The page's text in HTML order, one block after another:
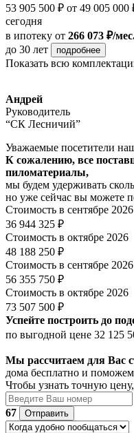
53 905 500 ₽ от 49 005 000
сегодня
в ипотеку от 266 073 ₽/
до 30 лет
подробнее
Показать всю
Андрей
Руководитель
“СК Лесничий”
Уважаемые посетители
К сожалению, все
пиломатериалы,
мы будем удерживать
но уже сейчас вы можете
Стоимость в сентябре 2026
36 944 325 ₽
Стоимость в октябре 2026
48 188 250 ₽
Стоимость в сентябре 2026
56 355 750 ₽
Стоимость в октябре 2026
73 507 500 ₽
Успейте построить до
по выгодной цене 32 125
Мы рассчитаем для Вас
дома бесплатно и
Чтобы узнать точную цену
67
Отправить